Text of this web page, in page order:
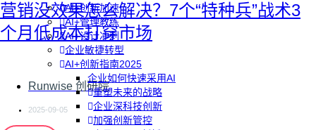
AI+创新加速
AI+管理教练
AI+设计冲刺
企业敏捷转型
AI+创新指南2025
企业如何快速采用AI
重塑未来的战略
企业深科技创新
加强创新管控
营销没效果怎么解决？7个“特种兵”战术3
个月低成本打穿市场
Runwise 创研院
2025-09-05